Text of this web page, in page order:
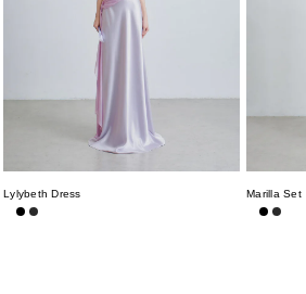
Lylybeth Dress Marilla Set